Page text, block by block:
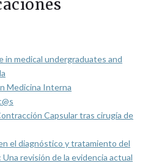
in medical undergraduates and
Medicina Interna
Capsular tras cirugía de
el diagnóstico y tratamiento del
revisión de la evidencia actual